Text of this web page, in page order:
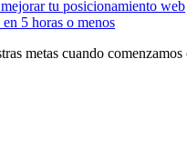
5 horas o menos
metas cuando